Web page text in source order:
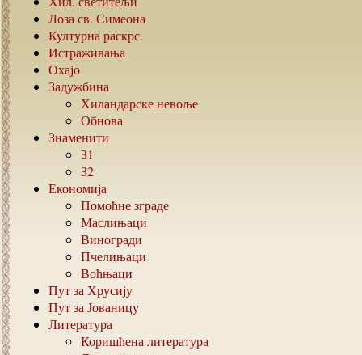
Лоза св. Симеона
Културна раскрс.
Истраживања
Охајо
Задужбина
Хиландарске невоље
Обнова
Знаменити
З1
З2
Економија
Помоћне зграде
Маслињаци
Виногради
Пчелињаци
Воћњаци
Пут за Хрусију
Пут за Јованицу
Литература
Коришћена литература